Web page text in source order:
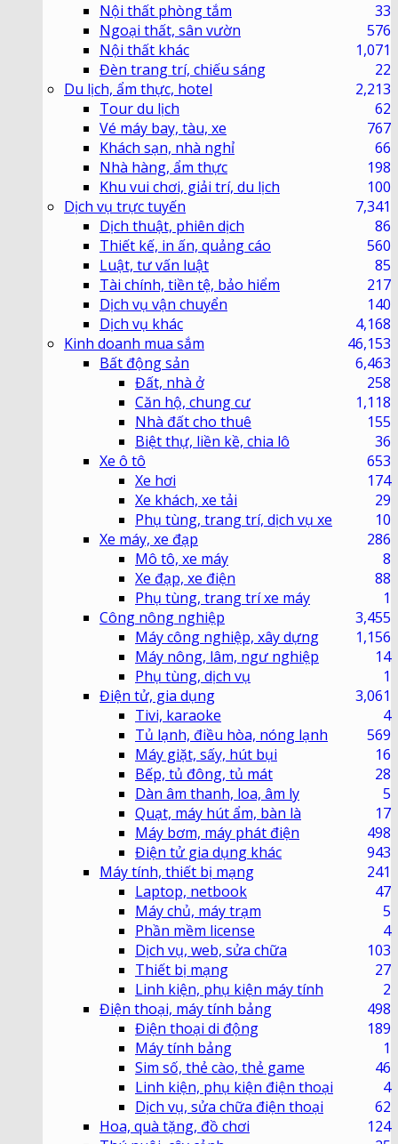
Nội thất phòng tắm
33
Ngoại thất, sân vườn
576
Nội thất khác
1,071
Đèn trang trí, chiếu sáng
22
Du lịch, ẩm thực, hotel
2,213
Tour du lịch
62
Vé máy bay, tàu, xe
767
Khách sạn, nhà nghỉ
66
Nhà hàng, ẩm thực
198
Khu vui chơi, giải trí, du lịch
100
Dịch vụ trực tuyến
7,341
Dịch thuật, phiên dịch
86
Thiết kế, in ấn, quảng cáo
560
Luật, tư vấn luật
85
Tài chính, tiền tệ, bảo hiểm
217
Dịch vụ vận chuyển
140
Dịch vụ khác
4,168
Kinh doanh mua sắm
46,153
Bất động sản
6,463
Đất, nhà ở
258
Căn hộ, chung cư
1,118
Nhà đất cho thuê
155
Biệt thự, liền kề, chia lô
36
Xe ô tô
653
Xe hơi
174
Xe khách, xe tải
29
Phụ tùng, trang trí, dịch vụ xe
10
Xe máy, xe đạp
286
Mô tô, xe máy
8
Xe đạp, xe điện
88
Phụ tùng, trang trí xe máy
1
Công nông nghiệp
3,455
Máy công nghiệp, xây dựng
1,156
Máy nông, lâm, ngư nghiệp
14
Phụ tùng, dịch vụ
1
Điện tử, gia dụng
3,061
Tivi, karaoke
4
Tủ lạnh, điều hòa, nóng lạnh
569
Máy giặt, sấy, hút bụi
16
Bếp, tủ đông, tủ mát
28
Dàn âm thanh, loa, âm ly
5
Quạt, máy hút ẩm, bàn là
17
Máy bơm, máy phát điện
498
Điện tử gia dụng khác
943
Máy tính, thiết bị mạng
241
Laptop, netbook
47
Máy chủ, máy trạm
5
Phần mềm license
4
Dịch vụ, web, sửa chữa
103
Thiết bị mạng
27
Linh kiện, phụ kiện máy tính
2
Điện thoại, máy tính bảng
498
Điện thoại di động
189
Máy tính bảng
1
Sim số, thẻ cào, thẻ game
46
Linh kiện, phụ kiện điện thoại
4
Dịch vụ, sửa chữa điện thoại
62
Hoa, quà tặng, đồ chơi
124